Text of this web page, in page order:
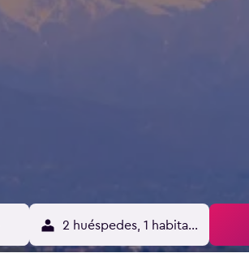
2 huéspedes, 1 habitación